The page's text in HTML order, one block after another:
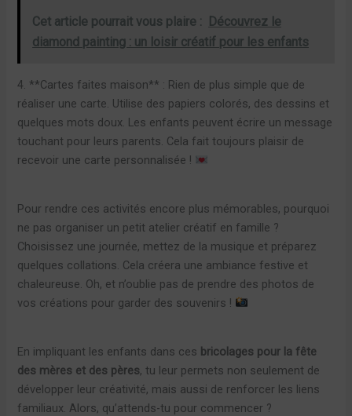
Cet article pourrait vous plaire :
Découvrez le
diamond painting : un loisir créatif pour les enfants
4. **Cartes faites maison** : Rien de plus simple que de
réaliser une carte. Utilise des papiers colorés, des dessins et
quelques mots doux. Les enfants peuvent écrire un message
touchant pour leurs parents. Cela fait toujours plaisir de
recevoir une carte personnalisée !
Pour rendre ces activités encore plus mémorables, pourquoi
ne pas organiser un petit atelier créatif en famille ?
Choisissez une journée, mettez de la musique et préparez
quelques collations. Cela créera une ambiance festive et
chaleureuse. Oh, et n’oublie pas de prendre des photos de
vos créations pour garder des souvenirs !
En impliquant les enfants dans ces bricolages pour la fête
des mères et des pères, tu leur permets non seulement de
développer leur créativité, mais aussi de renforcer les liens
familiaux. Alors, qu’attends-tu pour commencer ?